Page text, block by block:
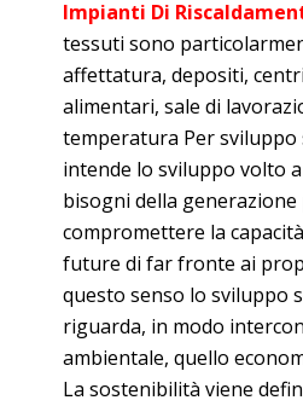
Impianti Di
tessuti sono
affettatura, depositi,
alimentari, sale di
temperatura Per sviluppo
intende lo sviluppo volto
bisogni della
compromettere la
future di far fronte ai
questo senso lo sviluppo
riguarda, in modo
ambientale, quello
La sostenibilità viene